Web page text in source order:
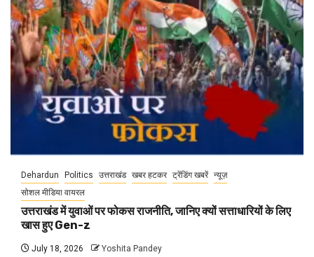
Dehardun Politics उत्तराखंड खबर हटकर ट्रेंडिंग खबरें न्यूज़
सोशल मीडिया वायरल
उत्तराखंड में युवाओं पर फोकस राजनीति, जानिए क्यों सत्ताधारियों के लिए
खास हुए Gen-z
July 18, 2026 Yoshita Pandey